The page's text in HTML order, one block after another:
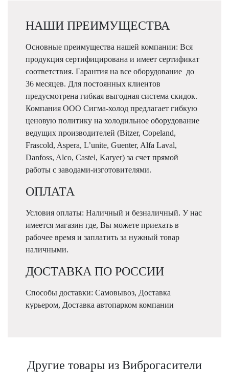
НАШИ ПРЕИМУЩЕСТВА
Основные преимущества нашей компании: Вся
продукция сертифицирована и имеет сертификат
соответствия. Гарантия на все оборудование до
36 месяцев. Для постоянных клиентов
предусмотрена гибкая выгодная система скидок.
Компания ООО Сигма-холод предлагает гибкую
ценовую политику на холодильное оборудование
ведущих производителей (Bitzer, Copeland,
Frascold, Aspera, L’unite, Guenter, Alfa Laval,
Danfoss, Alco, Castel, Karyer) за счет прямой
работы с заводами-изготовителями.
ОПЛАТА
Условия оплаты: Наличный и безналичный. У нас
имеется магазин где, Вы можете приехать в
рабочее время и заплатить за нужный товар
наличными.
ДОСТАВКА ПО РОССИИ
Способы доставки: Самовывоз, Доставка
курьером, Доставка автопарком компании
Другие товары из Виброгасители